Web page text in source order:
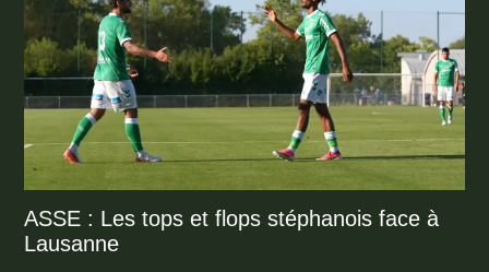
ASSE : Les tops et flops stéphanois face à
Lausanne